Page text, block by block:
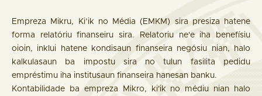
Empreza Mikru, Ki’ik no Média (EMKM) sira presiza hatene
forma relatóriu finanseiru sira. Relatoriu ne'e iha benefísiu
oioin, inklui hatene kondisaun finanseira negósiu nian, halo
kalkulasaun ba impostu sira no tulun fasilita pedidu
empréstimu iha institusaun finanseira hanesan banku.
Kontabilidade ba empreza Mikro, ki'ik no médiu nian halo